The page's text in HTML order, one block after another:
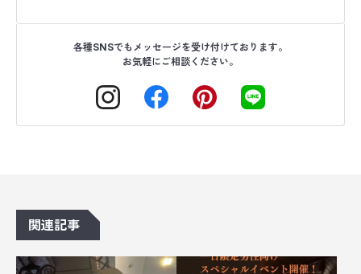
各種SNSでもメッセージを受け付けております。
お気軽にご相談ください。
関連記事